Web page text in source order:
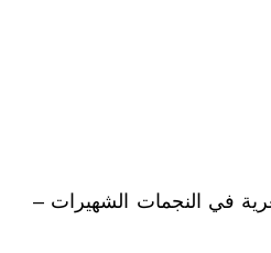
في النجمات الشهيرات –